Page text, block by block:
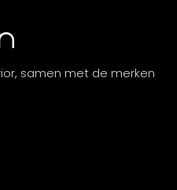
samen met de merken